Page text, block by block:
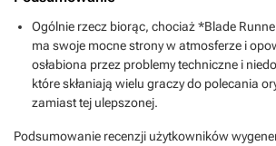
Ogólnie rzecz biorąc, chociaż *Blade
ma swoje mocne strony w atmosferze i
osłabiona przez problemy techniczne i
które skłaniają wielu graczy do polecania
zamiast tej ulepszonej.
Podsumowanie recenzji użytkowników